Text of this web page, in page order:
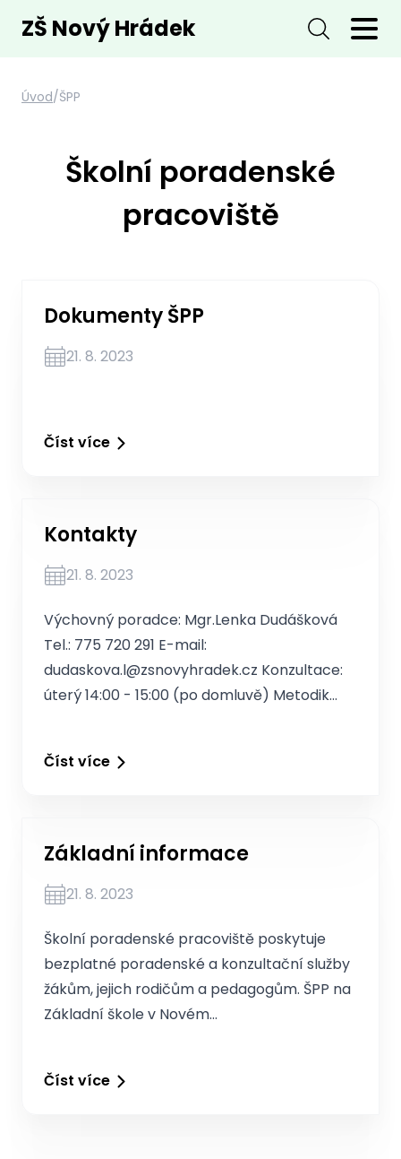
ZŠ Nový Hrádek
Úvod/ŠPP
Školní poradenské
pracoviště
Dokumenty ŠPP
21. 8. 2023
Číst více
Kontakty
21. 8. 2023
Výchovný poradce: Mgr.Lenka Dudášková
Tel.: 775 720 291 E-mail:
dudaskova.l@zsnovyhradek.cz Konzultace:
úterý 14:00 - 15:00 (po domluvě) Metodik…
Číst více
Základní informace
21. 8. 2023
Školní poradenské pracoviště poskytuje
bezplatné poradenské a konzultační služby
žákům, jejich rodičům a pedagogům. ŠPP na
Základní škole v Novém…
Číst více